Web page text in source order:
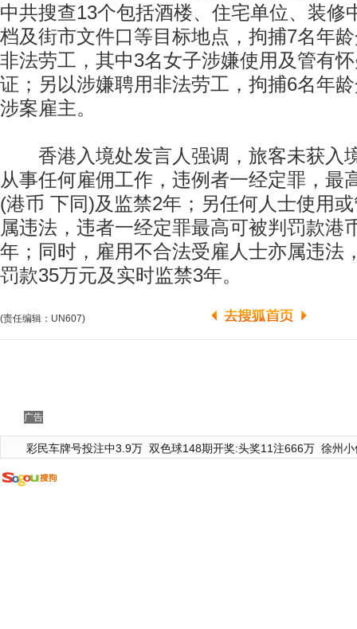
中共搜查13个包括酒楼、住宅单位、装修
档及街市文件口等目标地点，拘捕7名年
非法劳工，其中3名女子涉嫌使用及管有
证；另以涉嫌聘用非法劳工，拘捕6名年
涉案雇主。
香港入境处发言人强调，旅客未获入
从事任何雇佣工作，违例者一经定罪，最
(港币 下同)及监禁2年；另任何人士使用
属违法，违者一经定罪最高可被判罚款港
年；同时，雇用不合法受雇人士亦属违法
罚款35万元及实时监禁3年。
(责任编辑：UN607)
广告
彩民车牌号投注中3.9万 双色球148期开奖:头奖11注666万 徐州